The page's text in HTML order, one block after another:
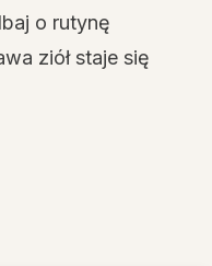
o rutynę
ziół staje się